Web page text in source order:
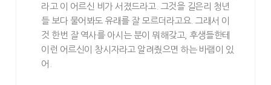
라고 이 어르신 비가 서졌드라고. 그것을 길은리 청년
들 보다 물어봐도 유래를 잘 모르더라고요. 그래서 이
것 한번 잘 역사를 아시는 분이 뭐해갖고, 후생들한테
이런 어르신이 창시자라고 알려줬으면 하는 바램이 있
어.